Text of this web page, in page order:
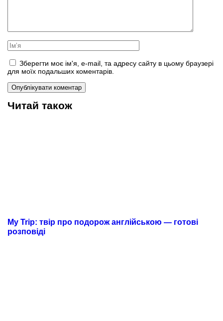
Зберегти моє ім'я, e-mail, та адресу сайту в цьому браузері
для моїх подальших коментарів.
Читай також
My Trip: твір про подорож англійською — готові
розповіді